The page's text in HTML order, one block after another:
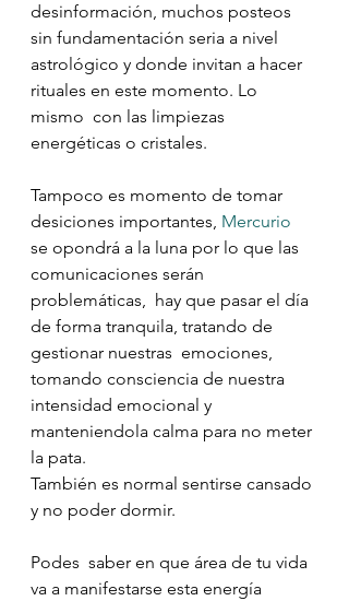
desinformación, muchos posteos
sin fundamentación seria a nivel
astrológico y donde invitan a hacer
rituales en este momento. Lo
mismo  con las limpiezas
energéticas o cristales.
Tampoco es momento de tomar
desiciones importantes, Mercurio
se opondrá a la luna por lo que las
comunicaciones serán
problemáticas,  hay que pasar el día
de forma tranquila, tratando de
gestionar nuestras  emociones,
tomando consciencia de nuestra
intensidad emocional y
manteniendola calma para no meter
la pata.
También es normal sentirse cansado
y no poder dormir.
Podes  saber en que área de tu vida
va a manifestarse esta energía